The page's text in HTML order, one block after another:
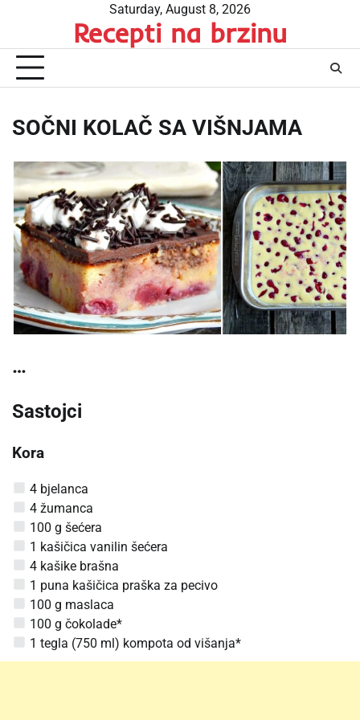
content
Saturday, August 8, 2026
Recepti na brzinu
SOČNI KOLAČ SA VIŠNJAMA
…
Sastojci
Kora
4 bjelanca
4 žumanca
100 g šećera
1 kašičica vanilin šećera
4 kašike brašna
1 puna kašičica praška za pecivo
100 g maslaca
100 g čokolade*
1 tegla (750 ml) kompota od višanja*